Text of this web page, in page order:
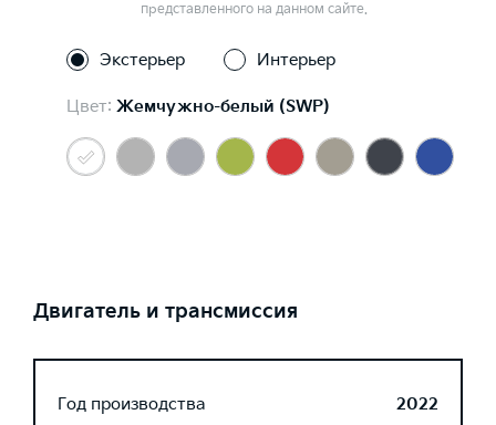
представленного на данном сайте.
Экстерьер Интерьер
Цвет: Жемчужно-белый (SWP)
Двигатель и трансмиссия
Год производства
2022